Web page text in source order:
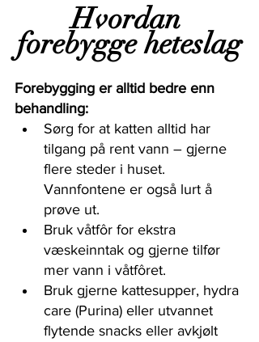
Hvordan
forebygge heteslag
Forebygging er alltid bedre enn
behandling:
Sørg for at katten alltid har
tilgang på rent vann – gjerne
flere steder i huset.
Vannfontene er også lurt å
prøve ut.
Bruk våtfôr for ekstra
væskeinntak og gjerne tilfør
mer vann i våtfôret.
Bruk gjerne kattesupper, hydra
care (Purina) eller utvannet
flytende snacks eller avkjølt